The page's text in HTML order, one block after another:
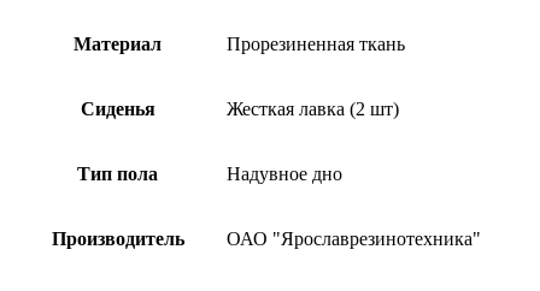
Материал Прорезиненная ткань
Сиденья Жесткая лавка (2 шт)
Тип пола Надувное дно
Производитель ОАО "Ярославрезинотехника"